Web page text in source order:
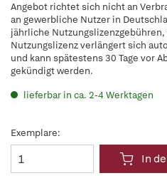
Angebot richtet sich nicht an
an gewerbliche Nutzer in
jährliche Nutzungslizenzgebühren,
Nutzungslizenz verlängert sich
und kann spätestens 30 Tage vor
gekündigt werden.
lieferbar in ca. 2-4 Werktagen
Exemplare:
In